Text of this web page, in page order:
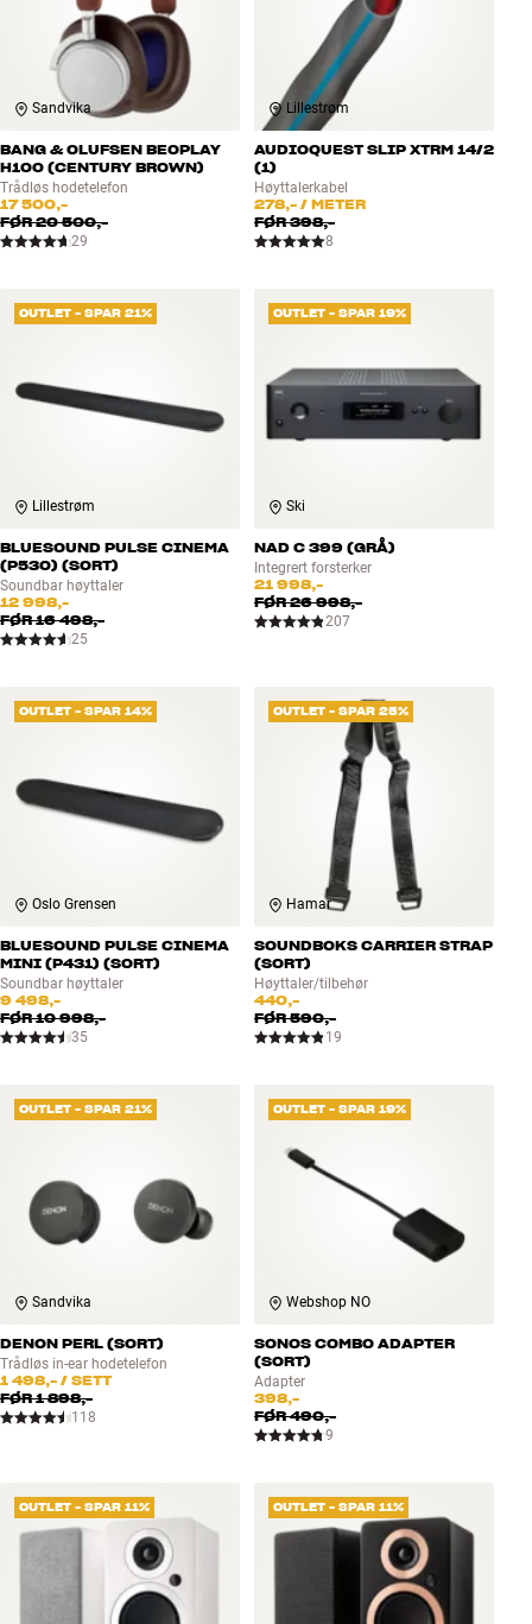
Sandvika
BANG & OLUFSEN BEOPLAY
H100 (CENTURY BROWN)
Trådløs hodetelefon
17 500,-
FØR20 500,-
29
Lillestrøm
AUDIOQUEST SLIP XTRM 14/2
(1)
Høyttalerkabel
278,- / METER
FØR398,-
8
OUTLET - SPAR 21%
Lillestrøm
BLUESOUND PULSE CINEMA
(P530) (SORT)
Soundbar høyttaler
12 998,-
FØR16 498,-
25
OUTLET - SPAR 19%
Ski
NAD C 399 (GRÅ)
Integrert forsterker
21 998,-
FØR26 998,-
207
OUTLET - SPAR 14%
Oslo Grensen
BLUESOUND PULSE CINEMA
MINI (P431) (SORT)
Soundbar høyttaler
9 498,-
FØR10 998,-
35
OUTLET - SPAR 25%
Hamar
SOUNDBOKS CARRIER STRAP
(SORT)
Høyttaler/tilbehør
440,-
FØR590,-
19
OUTLET - SPAR 21%
Sandvika
DENON PERL (SORT)
Trådløs in-ear hodetelefon
1 498,- / SETT
FØR1 898,-
118
OUTLET - SPAR 19%
Webshop NO
SONOS COMBO ADAPTER
(SORT)
Adapter
398,-
FØR490,-
9
OUTLET - SPAR 11% OUTLET - SPAR 11%